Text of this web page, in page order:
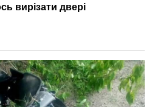
вирізати двері